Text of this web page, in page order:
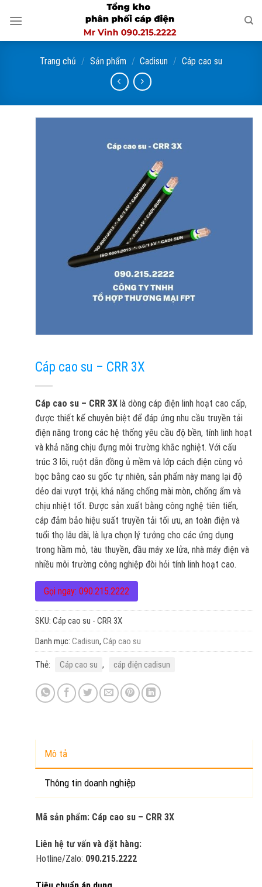
Trang chủ / Sản phẩm / Cadisun / Cáp cao su
Cáp cao su – CRR 3X
Cáp cao su – CRR 3Xlà dòng cáp điện linh hoạt cao cấp,
được thiết kế chuyên biệt để đáp ứng nhu cầu truyền tải
điện năng trong các hệ thống yêu cầu độ bền, tính linh hoạt
và khả năng chịu đựng môi trường khắc nghiệt. Với cấu
trúc 3 lõi, ruột dẫn đồng ủ mềm và lớp cách điện cùng vỏ
bọc bằng cao su gốc tự nhiên, sản phẩm này mang lại độ
dẻo dai vượt trội, khả năng chống mài mòn, chống ẩm và
chịu nhiệt tốt. Được sản xuất bằng công nghệ tiên tiến,
cáp đảm bảo hiệu suất truyền tải tối ưu, an toàn điện và
tuổi thọ lâu dài, là lựa chọn lý tưởng cho các ứng dụng
trong hầm mỏ, tàu thuyền, đầu máy xe lửa, nhà máy điện và
nhiều môi trường công nghiệp đòi hỏi tính linh hoạt cao.
Gọi ngay: 090.215.2222
SKU: Cáp cao su - CRR 3X
Danh mục: Cadisun, Cáp cao su
Thẻ: Cáp cao su , cáp điện cadisun
Mô tả
Thông tin doanh nghiệp
Mã sản phẩm: Cáp cao su – CRR 3X
Liên hệ tư vấn và đặt hàng:
Hotline/Zalo: 090.215.2222